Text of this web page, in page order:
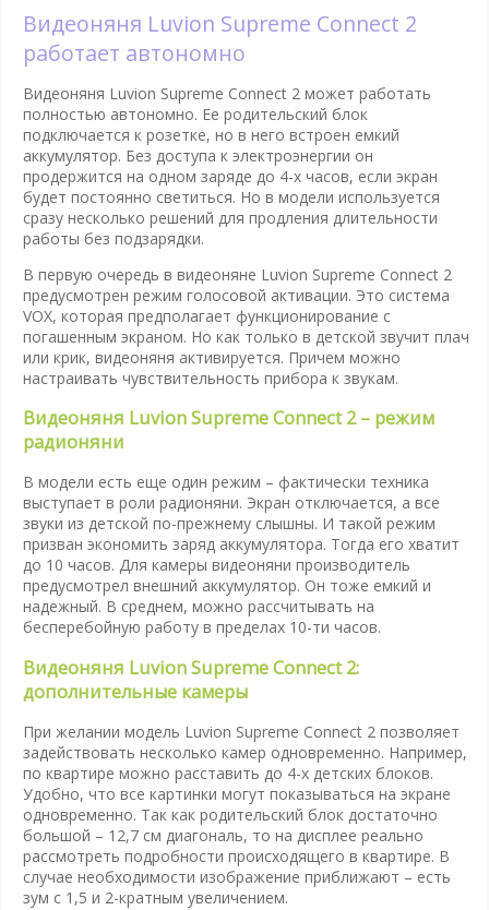
Видеоняня Luvion Supreme Connect 2
работает автономно
Видеоняня Luvion Supreme Connect 2 может работать
полностью автономно. Ее родительский блок
подключается к розетке, но в него встроен емкий
аккумулятор. Без доступа к электроэнергии он
продержится на одном заряде до 4-х часов, если экран
будет постоянно светиться. Но в модели используется
сразу несколько решений для продления длительности
работы без подзарядки.
В первую очередь в видеоняне Luvion Supreme Connect 2
предусмотрен режим голосовой активации. Это система
VOX, которая предполагает функционирование с
погашенным экраном. Но как только в детской звучит плач
или крик, видеоняня активируется. Причем можно
настраивать чувствительность прибора к звукам.
Видеоняня Luvion Supreme Connect 2 – режим
радионяни
В модели есть еще один режим – фактически техника
выступает в роли радионяни. Экран отключается, а все
звуки из детской по-прежнему слышны. И такой режим
призван экономить заряд аккумулятора. Тогда его хватит
до 10 часов. Для камеры видеоняни производитель
предусмотрел внешний аккумулятор. Он тоже емкий и
надежный. В среднем, можно рассчитывать на
бесперебойную работу в пределах 10-ти часов.
Видеоняня Luvion Supreme Connect 2:
дополнительные камеры
При желании модель Luvion Supreme Connect 2 позволяет
задействовать несколько камер одновременно. Например,
по квартире можно расставить до 4-х детских блоков.
Удобно, что все картинки могут показываться на экране
одновременно. Так как родительский блок достаточно
большой – 12,7 см диагональ, то на дисплее реально
рассмотреть подробности происходящего в квартире. В
случае необходимости изображение приближают – есть
зум с 1,5 и 2-кратным увеличением.